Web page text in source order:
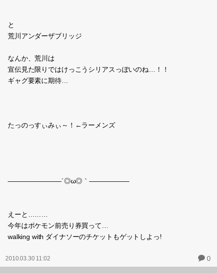
と
荒川アンダーザブリッジ
なんか、荒川は
宣伝見た限りではけっこうシリアスっぽいのね…！！
ギャグ要素に期待…
たっのっすぃみぃ～！←ラーメンズ
――――――――´◎ω◎｀――――――
えーと………
今年はポケモン前売り券買って…
walking with ダイナソーのチケットもゲットしよっ!
2010.03.30 11:02 0